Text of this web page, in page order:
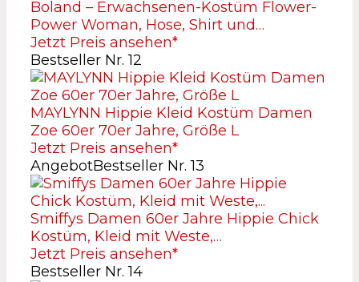
Boland – Erwachsenen-Kostüm Flower-
Power Woman, Hose, Shirt und…
Jetzt Preis ansehen*
Bestseller Nr. 12
MAYLYNN Hippie Kleid Kostüm Damen
Zoe 60er 70er Jahre, Größe L
Jetzt Preis ansehen*
AngebotBestseller Nr. 13
Smiffys Damen 60er Jahre Hippie Chick
Kostüm, Kleid mit Weste,…
Jetzt Preis ansehen*
Bestseller Nr. 14